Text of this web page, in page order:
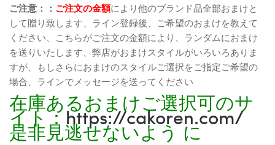
ご注意：： ご注文の金額により他のブランド品全部おまけと
して贈り致します、ライン登録後、ご希望のおまけを教えて
ください、こちらがご注文の金額により、ランダムにおまけ
を送りいたします、弊店がおまけスタイルがいろいろありま
すが、もしさらにおまけのスタイルご選択をご指定ご希望の
場合、ラインでメッセージを送ってください
在庫あるおまけご選択可のサ
イト：https://cakoren.com/
是非見逃せないよう に